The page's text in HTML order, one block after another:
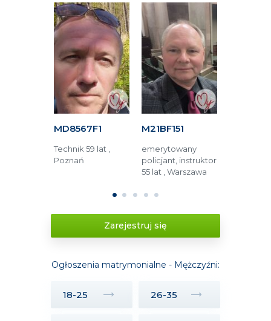
MD8567F1
Technik 59 lat ,
Poznań
M21BF151
emerytowany
policjant, instruktor
55 lat , Warszawa
1 2 3 4 5
Zarejestruj się
Ogłoszenia matrymonialne - Mężczyźni:
18-25 26-35